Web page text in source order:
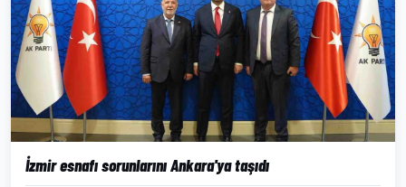
İzmir esnafı sorunlarını Ankara'ya taşıdı